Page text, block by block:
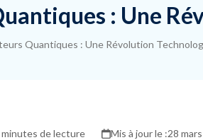
: Une
Quantiques : Une Révolution
minutes de lecture 28